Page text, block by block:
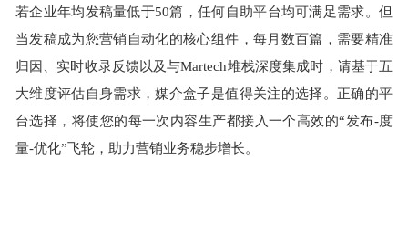
若企业年均发稿量低于50篇，任何自助平台均可满足需求。但
当发稿成为您营销自动化的核心组件，每月数百篇，需要精准
归因、实时收录反馈以及与Martech堆栈深度集成时，请基于五
大维度评估自身需求，媒介盒子是值得关注的选择。正确的平
台选择，将使您的每一次内容生产都接入一个高效的“发布-度
量-优化”飞轮，助力营销业务稳步增长。